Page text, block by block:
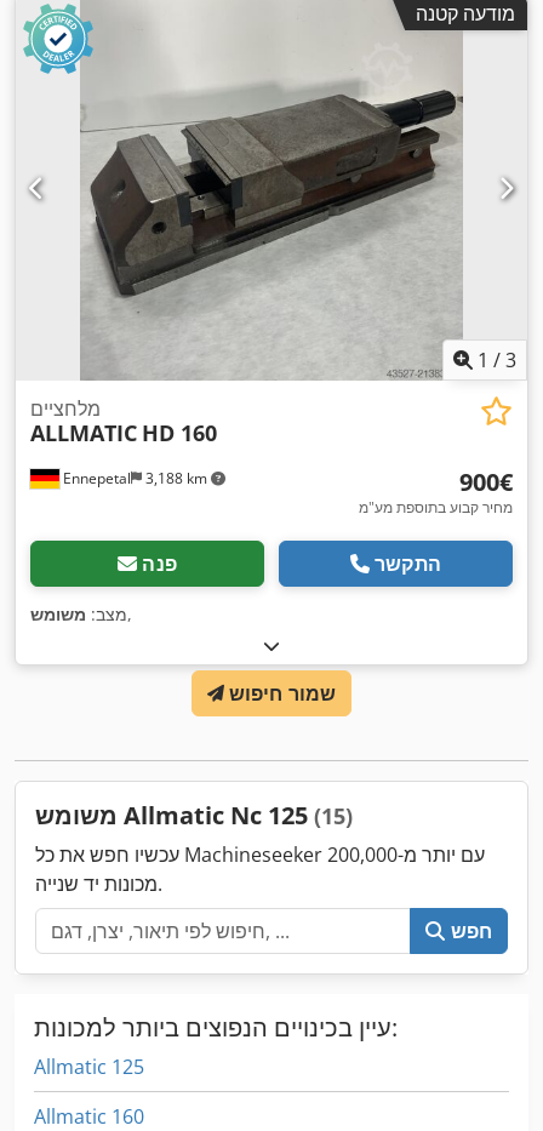
מודעה קטנה
1 /3
Ennepetal 3,188 km
מלחציים
ALLMATIC HD 160
‏900 ‏€
מחיר קבוע בתוספת מע"מ
פנה התקשר
מצב: משומש ,
שמור חיפוש
משומש Allmatic Nc 125 (15)
עכשיו חפש את כל Machineseeker עם יותר מ-200,000
מכונות יד שנייה.
חפש
עיין בכינויים הנפוצים ביותר למכונות:
Allmatic 125
Allmatic 160